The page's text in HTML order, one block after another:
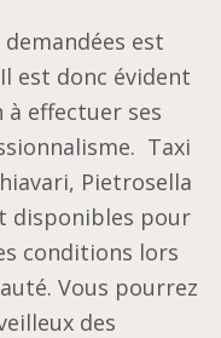
demandées est
est donc évident
effectuer ses
Taxi
Pietrosella
disponibles pour
conditions lors
Vous pourrez
des